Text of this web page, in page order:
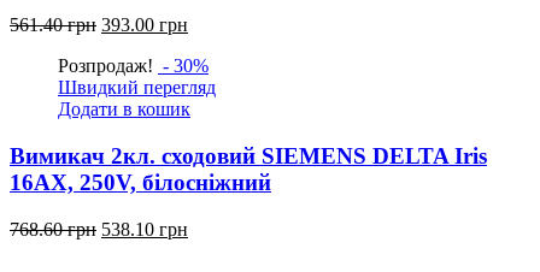
561.40грн Оригінальна
561.40
грн.
393.00 грн
393.00
грн.
Розпродаж! - 30%
Швидкий перегляд
Додати в кошик
Вимикач 2кл. сходовий SIEMENS DELTA Iris
16АХ, 250V, білосніжний
768.60грн Оригінальна
538.10 грн